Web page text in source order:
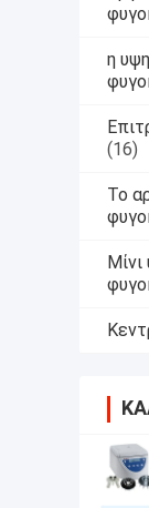
η
(16)
Το